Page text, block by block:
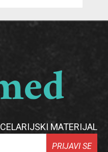
MATERIJAL
PRIJAVI SE